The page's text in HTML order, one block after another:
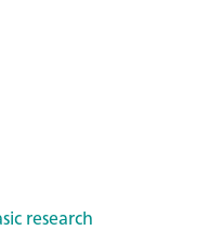
research